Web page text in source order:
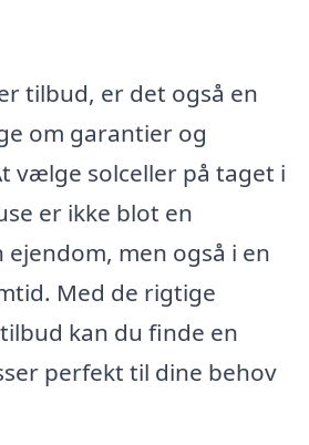
tilbud, er det også en
om garantier og
vælge solceller på taget i
er ikke blot en
men også i en
Med de rigtige
kan du finde en
perfekt til dine behov